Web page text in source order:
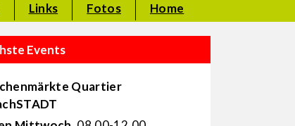
Links Fotos Home
Events
Quartier